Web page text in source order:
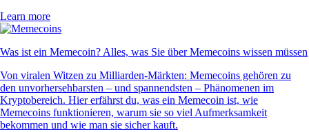
Learn more
Was ist ein Memecoin? Alles, was Sie über Memecoins wissen müssen
Von viralen Witzen zu Milliarden-Märkten: Memecoins gehören zu
den unvorhersehbarsten – und spannendsten – Phänomenen im
Kryptobereich. Hier erfährst du, was ein Memecoin ist, wie
Memecoins funktionieren, warum sie so viel Aufmerksamkeit
bekommen und wie man sie sicher kauft.